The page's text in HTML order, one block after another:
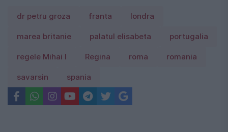
dr petru groza franta londra
marea britanie palatul elisabeta portugalia
regele Mihai I Regina roma romania
savarsin spania